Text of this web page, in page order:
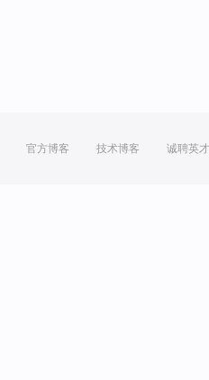
官方博客 技术博客 诚聘英才